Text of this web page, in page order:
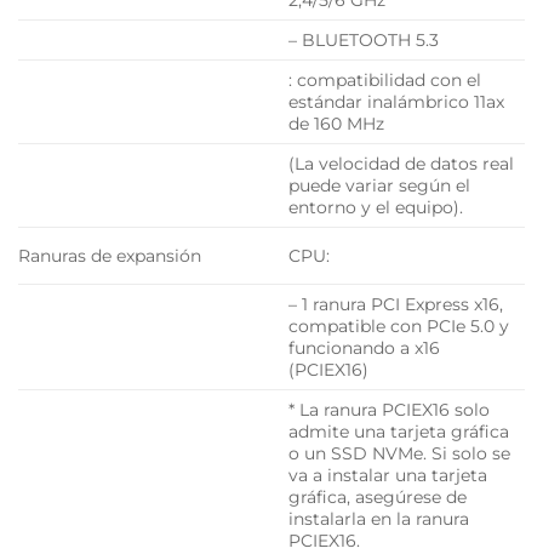
– BLUETOOTH 5.3
: compatibilidad con el
estándar inalámbrico 11ax
de 160 MHz
(La velocidad de datos real
puede variar según el
entorno y el equipo).
Ranuras de expansión CPU:
– 1 ranura PCI Express x16,
compatible con PCIe 5.0 y
funcionando a x16
(PCIEX16)
* La ranura PCIEX16 solo
admite una tarjeta gráfica
o un SSD NVMe. Si solo se
va a instalar una tarjeta
gráfica, asegúrese de
instalarla en la ranura
PCIEX16.